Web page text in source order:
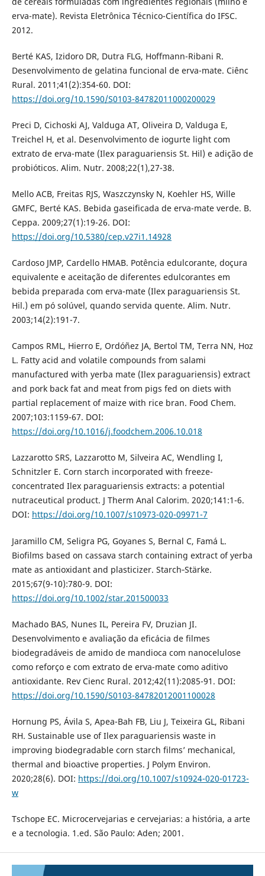
erva-mate). Revista Eletrônica Técnico-Científica do IFSC.
2012.
Berté KAS, Izidoro DR, Dutra FLG, Hoffmann-Ribani R.
Desenvolvimento de gelatina funcional de erva-mate. Ciênc
Rural. 2011;41(2):354-60. DOI:
https://doi.org/10.1590/S0103-84782011000200029
Preci D, Cichoski AJ, Valduga AT, Oliveira D, Valduga E,
Treichel H, et al. Desenvolvimento de iogurte light com
extrato de erva-mate (Ilex paraguariensis St. Hil) e adição de
probióticos. Alim. Nutr. 2008;22(1),27-38.
Mello ACB, Freitas RJS, Waszczynsky N, Koehler HS, Wille
GMFC, Berté KAS. Bebida gaseificada de erva-mate verde. B.
Ceppa. 2009;27(1):19-26. DOI:
https://doi.org/10.5380/cep.v27i1.14928
Cardoso JMP, Cardello HMAB. Potência edulcorante, doçura
equivalente e aceitação de diferentes edulcorantes em
bebida preparada com erva-mate (Ilex paraguariensis St.
Hil.) em pó solúvel, quando servida quente. Alim. Nutr.
2003;14(2):191-7.
Campos RML, Hierro E, Ordóñez JA, Bertol TM, Terra NN, Hoz
L. Fatty acid and volatile compounds from salami
manufactured with yerba mate (Ilex paraguariensis) extract
and pork back fat and meat from pigs fed on diets with
partial replacement of maize with rice bran. Food Chem.
2007;103:1159-67. DOI:
https://doi.org/10.1016/j.foodchem.2006.10.018
Lazzarotto SRS, Lazzarotto M, Silveira AC, Wendling I,
Schnitzler E. Corn starch incorporated with freeze-
concentrated Ilex paraguariensis extracts: a potential
nutraceutical product. J Therm Anal Calorim. 2020;141:1-6.
DOI: https://doi.org/10.1007/s10973-020-09971-7
Jaramillo CM, Seligra PG, Goyanes S, Bernal C, Famá L.
Biofilms based on cassava starch containing extract of yerba
mate as antioxidant and plasticizer. Starch‐Stärke.
2015;67(9-10):780-9. DOI:
https://doi.org/10.1002/star.201500033
Machado BAS, Nunes IL, Pereira FV, Druzian JI.
Desenvolvimento e avaliação da eficácia de filmes
biodegradáveis de amido de mandioca com nanocelulose
como reforço e com extrato de erva-mate como aditivo
antioxidante. Rev Cienc Rural. 2012;42(11):2085-91. DOI:
https://doi.org/10.1590/S0103-84782012001100028
Hornung PS, Ávila S, Apea-Bah FB, Liu J, Teixeira GL, Ribani
RH. Sustainable use of Ilex paraguariensis waste in
improving biodegradable corn starch films’ mechanical,
thermal and bioactive properties. J Polym Environ.
2020;28(6). DOI: https://doi.org/10.1007/s10924-020-01723-
w
Tschope EC. Microcervejarias e cervejarias: a história, a arte
e a tecnologia. 1.ed. São Paulo: Aden; 2001.